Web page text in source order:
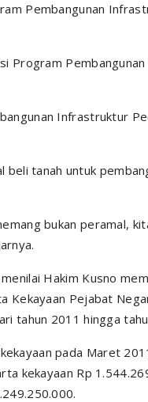
Pembangunan
Program
Infrastruktur
beli tanah untuk
bukan peramal,
Hakim Kusno
Kekayaan Pejabat
tahun 2011 hingga
pada Maret
kekayaan Rp